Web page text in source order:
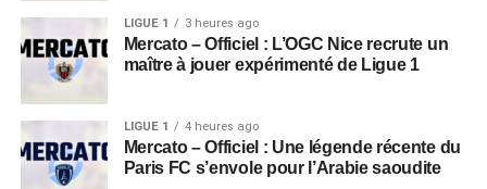
LIGUE 1 3 heures ago
Mercato – Officiel : L’OGC Nice recrute un
maître à jouer expérimenté de Ligue 1
LIGUE 1 4 heures ago
Mercato – Officiel : Une légende récente du
Paris FC s’envole pour l’Arabie saoudite